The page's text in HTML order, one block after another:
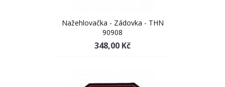
Nažehlovačka - Zádovka - THN
90908
348,00 Kč